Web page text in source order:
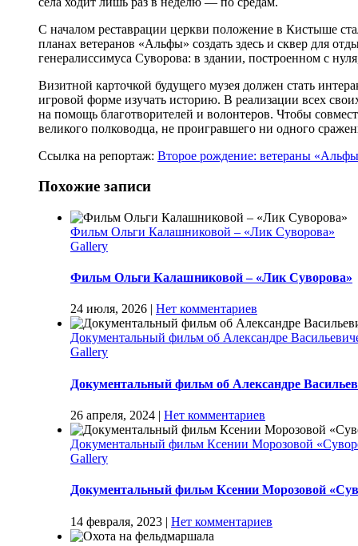
С началом реставрации церкви положение в Кистыше
планах ветеранов «Альфы» создать здесь и сквер для
генералиссимуса Суворова: в здании, построенном с
Визитной карточкой будущего музея должен стать
игровой форме изучать историю. В реализации всех
на помощь благотворителей и волонтеров. Чтобы
великого полководца, не проигравшего ни одного
Ссылка на репортаж: Второе рождение: ветераны
Похожие записи
Фильм Ольги Калашниковой – «Лик Суворова»
Gallery
Фильм Ольги Калашниковой – «Лик Суворова»
24 июля, 2026 Нет комментариев
Документальный фильм об Александре
Gallery
Документальный фильм об Александре
26 апреля, 2024 | Нет комментариев
Документальный фильм Ксении Морозовой
Gallery
Документальный фильм Ксении Морозовой
14 февраля, 2023 | Нет комментариев